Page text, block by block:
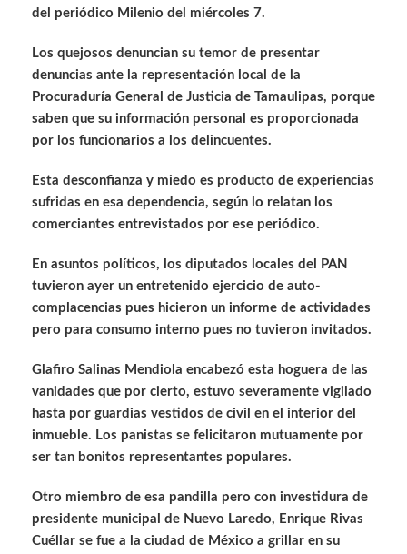
del periódico Milenio del miércoles 7.
Los quejosos denuncian su temor de presentar
denuncias ante la representación local de la
Procuraduría General de Justicia de Tamaulipas, porque
saben que su información personal es proporcionada
por los funcionarios a los delincuentes.
Esta desconfianza y miedo es producto de experiencias
sufridas en esa dependencia, según lo relatan los
comerciantes entrevistados por ese periódico.
En asuntos políticos, los diputados locales del PAN
tuvieron ayer un entretenido ejercicio de auto-
complacencias pues hicieron un informe de actividades
pero para consumo interno pues no tuvieron invitados.
Glafiro Salinas Mendiola encabezó esta hoguera de las
vanidades que por cierto, estuvo severamente vigilado
hasta por guardias vestidos de civil en el interior del
inmueble. Los panistas se felicitaron mutuamente por
ser tan bonitos representantes populares.
Otro miembro de esa pandilla pero con investidura de
presidente municipal de Nuevo Laredo, Enrique Rivas
Cuéllar se fue a la ciudad de México a grillar en su